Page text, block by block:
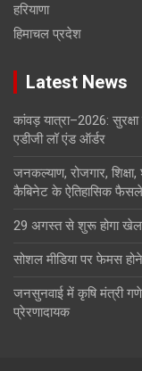
हरियाणा
हिमाचल प्रदेश
Latest News
कांवड़ यात्रा–2026:
एडीजी लॉ एंड ऑर्डर
जनकल्याण, रोजगार,
कैबिनेट के ऐतिहासिक फैसले
29 अगस्त से शुरू होगा खेल
सोशल मीडिया पर फेमस
जनसुनवाई में कृषि मंत्री
प्रेरणादायक